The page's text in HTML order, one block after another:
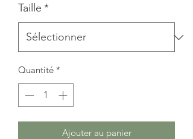
Taille *
Quantité *
Ajouter au panier